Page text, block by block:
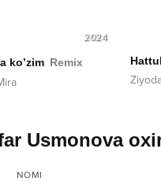
2024
ko’zim Remix
Usmonova
NOMI